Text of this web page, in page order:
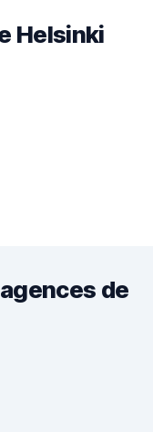
Helsinki
de